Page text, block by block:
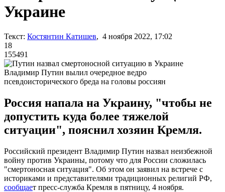
Украине
Текст: Костянтин Катишев, 4 ноября 2022, 17:02
18
155491
Владимир Путин вылил очередное ведро
псевдоисторического бреда на головы россиян
Россия напала на Украину, "чтобы не
допустить куда более тяжелой
ситуации", пояснил хозяин Кремля.
Российский президент Владимир Путин назвал неизбежной
войну против Украины, потому что для России сложилась
"смертоносная ситуация". Об этом он заявил на встрече с
историками и представителями традиционных религий РФ,
сообщает пресс-служба Кремля в пятницу, 4 ноября.